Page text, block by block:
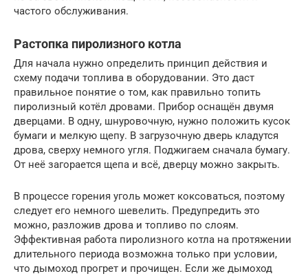
частого обслуживания.
Растопка пиролизного котла
Для начала нужно определить принцип действия и
схему подачи топлива в оборудовании. Это даст
правильное понятие о том, как правильно топить
пиролизный котёл дровами. Прибор оснащён двумя
дверцами. В одну, шнуровочную, нужно положить кусок
бумаги и мелкую щепу. В загрузочную дверь кладутся
дрова, сверху немного угля. Поджигаем сначала бумагу.
От неё загорается щепа и всё, дверцу можно закрыть.
В процессе горения уголь может коксоваться, поэтому
следует его немного шевелить. Предупредить это
можно, разложив дрова и топливо по слоям.
Эффективная работа пиролизного котла на протяжении
длительного периода возможна только при условии,
что дымоход прогрет и прочищен. Если же дымоход